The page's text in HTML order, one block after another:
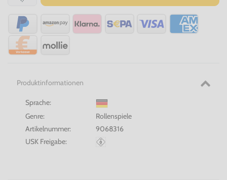
Produktinformationen
Sprache:
Genre:
Rollenspiele
Artikelnummer:
9068316
USK Freigabe: